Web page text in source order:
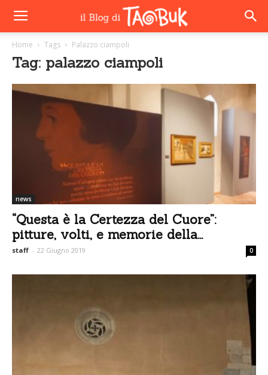
Home Tags Palazzo ciampoli
Tag: palazzo ciampoli
news
“Questa è la Certezza del Cuore”:
pitture, volti, e memorie della...
staff - 22 Giugno 2019 0